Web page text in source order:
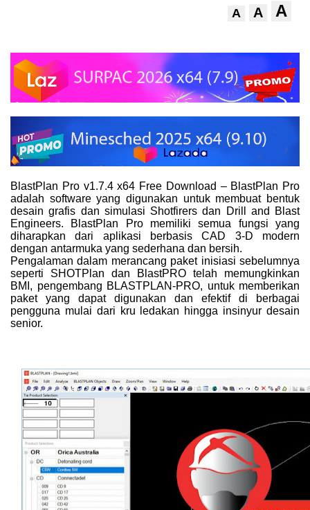
A A A
BlastPlan Pro v1.7.4 x64 Free Download – BlastPlan Pro
adalah software yang digunakan untuk membuat bentuk
desain grafis dan simulasi Shotfirers dan Drill and Blast
Engineers. BlastPlan Pro memiliki semua fungsi yang
diharapkan dari aplikasi berbasis CAD 3-D modern
dengan antarmuka yang sederhana dan bersih.
Pengalaman dalam merancang paket inisiasi sebelumnya
seperti SHOTPlan dan BlastPRO telah memungkinkan
BMI, pengembang BLASTPLAN-PRO, untuk memberikan
paket yang dapat digunakan dan efektif di berbagai
pengguna mulai dari kru ledakan hingga insinyur desain
senior.